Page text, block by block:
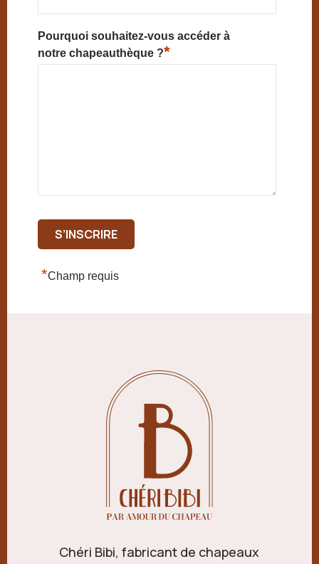
Pourquoi souhaitez-vous accéder à
notre chapeauthèque ?*
*Champ requis
Chéri Bibi, fabricant de chapeaux